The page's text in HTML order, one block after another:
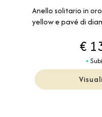
Anello solitario in
yellow e pavé di
€